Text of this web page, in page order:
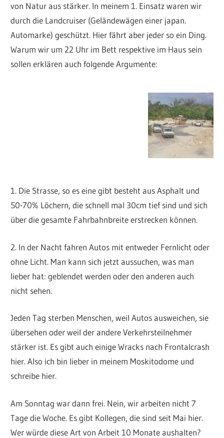
von Natur aus stärker. In meinem 1. Einsatz waren wir
durch die Landcruiser (Geländewägen einer japan.
Automarke) geschützt. Hier fährt aber jeder so ein Ding.
Warum wir um 22 Uhr im Bett respektive im Haus sein
sollen erklären auch folgende Argumente:
1. Die Strasse, so es eine gibt besteht aus Asphalt und
50-70% Löchern, die schnell mal 30cm tief sind und sich
über die gesamte Fahrbahnbreite erstrecken können.
2. In der Nacht fahren Autos mit entweder Fernlicht oder
ohne Licht. Man kann sich jetzt aussuchen, was man
lieber hat: geblendet werden oder den anderen auch
nicht sehen.
Jeden Tag sterben Menschen, weil Autos ausweichen, sie
übersehen oder weil der andere Verkehrsteilnehmer
stärker ist. Es gibt auch einige Wracks nach Frontalcrash
hier. Also ich bin lieber in meinem Moskitodome und
schreibe hier.
Am Sonntag war dann frei. Nein, wir arbeiten nicht 7
Tage die Woche. Es gibt Kollegen, die sind seit Mai hier.
Wer würde diese Art von Arbeit 10 Monate aushalten?